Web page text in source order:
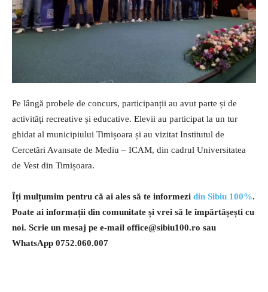
Pe lângă probele de concurs, participanții au avut parte și de
activități recreative și educative. Elevii au participat la un tur
ghidat al municipiului Timișoara și au vizitat Institutul de
Cercetări Avansate de Mediu – ICAM, din cadrul Universitatea
de Vest din Timișoara.
Îți mulțumim pentru că ai ales să te informezi din Sibiu 100%.
Poate ai informații din comunitate și vrei să le împărtășești cu
noi. Scrie un mesaj pe e-mail office@sibiu100.ro sau
WhatsApp 0752.060.007